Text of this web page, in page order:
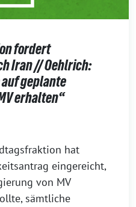
fordert
Iran // Oehlrich:
auf geplante
erhalten“
hat
eingereicht,
von MV
sämtliche